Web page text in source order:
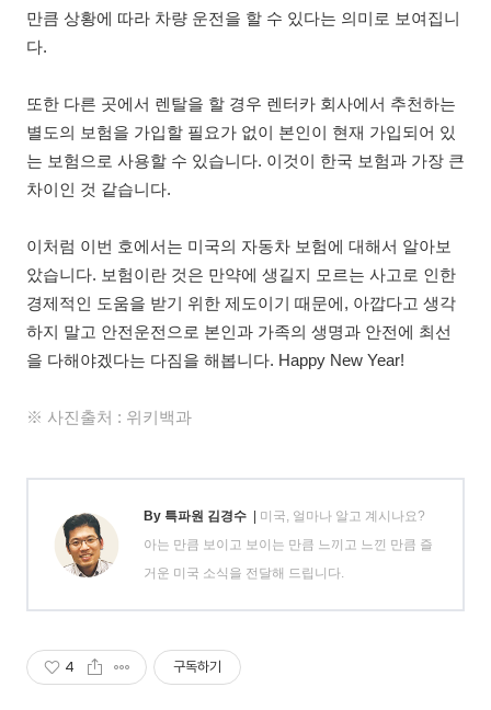
만큼 상황에 따라 차량 운전을 할 수 있다는 의미로 보여집니
다.
또한 다른 곳에서 렌탈을 할 경우 렌터카 회사에서 추천하는
별도의 보험을 가입할 필요가 없이 본인이 현재 가입되어 있
는 보험으로 사용할 수 있습니다. 이것이 한국 보험과 가장 큰
차이인 것 같습니다.
이처럼 이번 호에서는 미국의 자동차 보험에 대해서 알아보
았습니다. 보험이란 것은 만약에 생길지 모르는 사고로 인한
경제적인 도움을 받기 위한 제도이기 때문에, 아깝다고 생각
하지 말고 안전운전으로 본인과 가족의 생명과 안전에 최선
을 다해야겠다는 다짐을 해봅니다. Happy New Year!
※ 사진출처 : 위키백과
By 특파원 김경수 | 미국, 얼마나 알고 계시나요?
아는 만큼 보이고 보이는 만큼 느끼고 느낀 만큼 즐
거운 미국 소식을 전달해 드립니다.
4 구독하기